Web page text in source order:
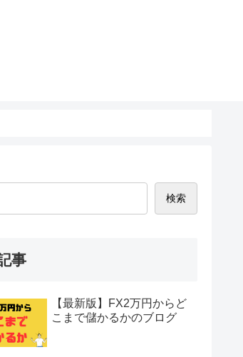
検索
事
【最新版】FX2万円からど
こまで儲かるかのブログ